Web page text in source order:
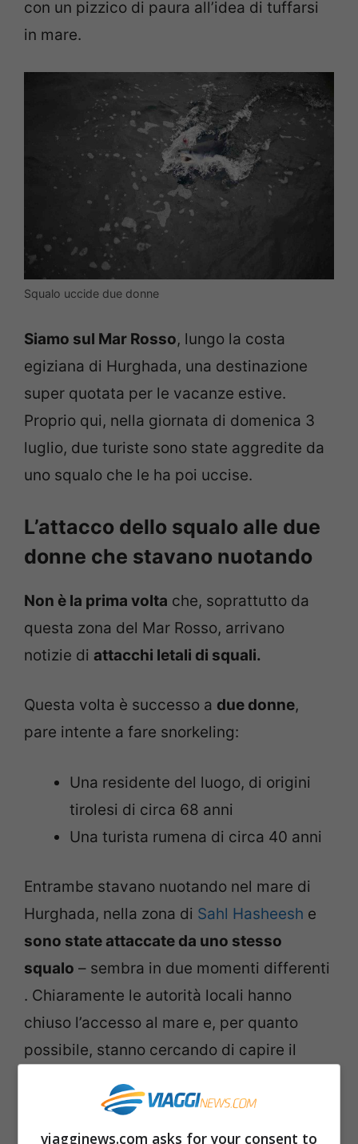
con un pizzico di paura all’idea di tuffarsi
in mare.
Squalo uccide due donne
Siamo sul Mar Rosso, lungo la costa
egiziana di Hurghada, una destinazione
super quotata per le vacanze estive.
Proprio qui, nella giornata di domenica 3
luglio, due turiste sono state aggredite da
uno squalo che le ha poi uccise.
L’attacco dello squalo alle due
donne che stavano nuotando
Non è la prima volta che, soprattutto da
questa zona del Mar Rosso, arrivano
notizie di attacchi letali di squali.
Questa volta è successo a due donne,
pare intente a fare snorkeling:
Una residente del luogo, di origini
tirolesi di circa 68 anni
Una turista rumena di circa 40 anni
Entrambe stavano nuotando nel mare di
Hurghada, nella zona di Sahl Hasheesh e
sono state attaccate da uno stesso
squalo – sembra in due momenti differenti
. Chiaramente le autorità locali hanno
chiuso l’accesso al mare e, per quanto
possibile, stanno cercando di capire il
violenza e cosa stia succedendo nella
zona.
viagginews.com asks for your consent to